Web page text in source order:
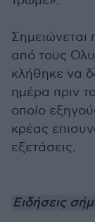
Σημειώνεται
από τους
κλήθηκε να
ημέρα πριν
οποίο
κρέας
εξετάσεις.
Ειδήσεις